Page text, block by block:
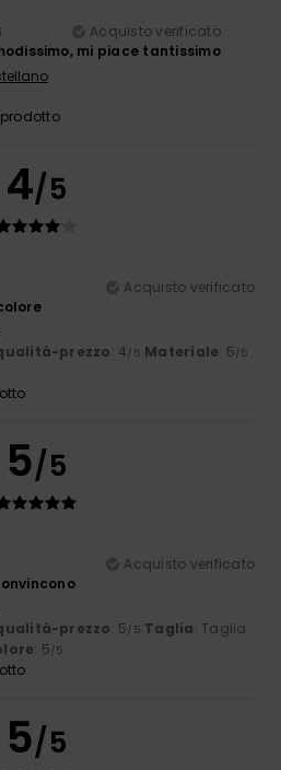
Acquisto verificato
mi piace tantissimo
4/5
Acquisto verificato
prezzo: 4/5 Materiale: 5/5
5/5
Acquisto verificato
prezzo: 5/5 Taglia: Taglia
: 5/5
5/5